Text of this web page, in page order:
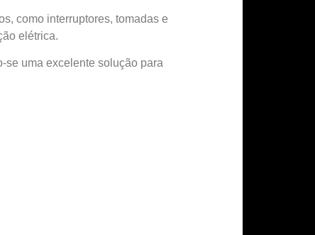
como interruptores, tomadas e
elétrica.
se uma excelente solução para